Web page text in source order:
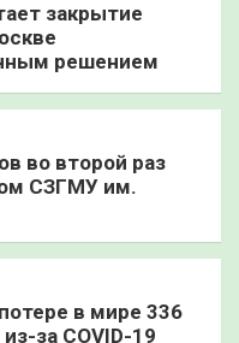
закрытие
решением
во второй раз
СЗГМУ им.
в мире 336
за COVID-19